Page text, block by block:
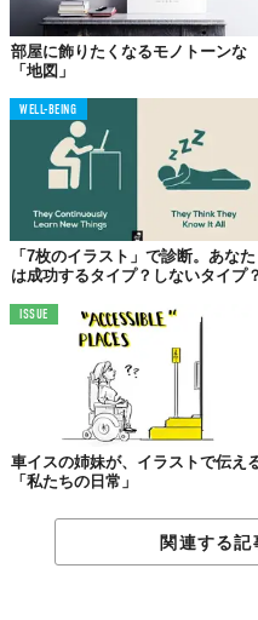
食べ歩き
NYス
文化のある街には、決まって
した？
NYは手
部屋に飾りたくなるモノトーンな
「地図」
WELL-BEING
「7枚のイラスト」で診断。あなた
は成功するタイプ？しないタイプ？
ISSUE
車イスの姉妹が、イラストで伝え
「私たちの日常」
関連する記